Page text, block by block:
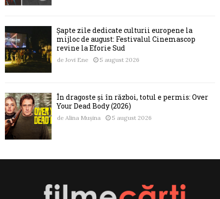
Șapte zile dedicate culturii europene la
mijloc de august: Festivalul Cinemascop
revine la Eforie Sud
de Jovi Ene 5 august 2026
În dragoste și în război, totul e permis: Over
Your Dead Body (2026)
de Alina Mușina 5 august 2026